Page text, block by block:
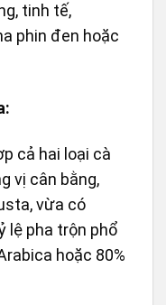
tinh tế,
phin đen hoặc
cả hai loại cà
vị cân bằng,
vừa có
lệ pha trộn phổ
hoặc 80%